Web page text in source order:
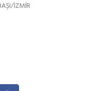
İZMİR